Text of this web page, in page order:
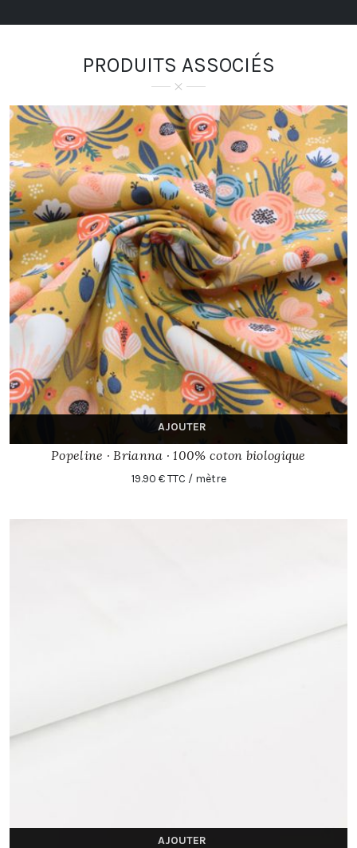
PRODUITS ASSOCIÉS
AJOUTER
Popeline · Brianna · 100% coton biologique
19.90 € TTC / mètre
AJOUTER